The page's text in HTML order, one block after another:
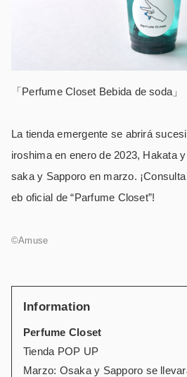
「Perfume Closet Bebida de soda」
La tienda emergente se abrirá
iroshima en enero de 2023, Hakata
saka y Sapporo en marzo.
eb oficial de “Parfume Closet”!
©Amuse
Information
Perfume Closet
Tienda POP UP
Marzo: Osaka y Sapporo se